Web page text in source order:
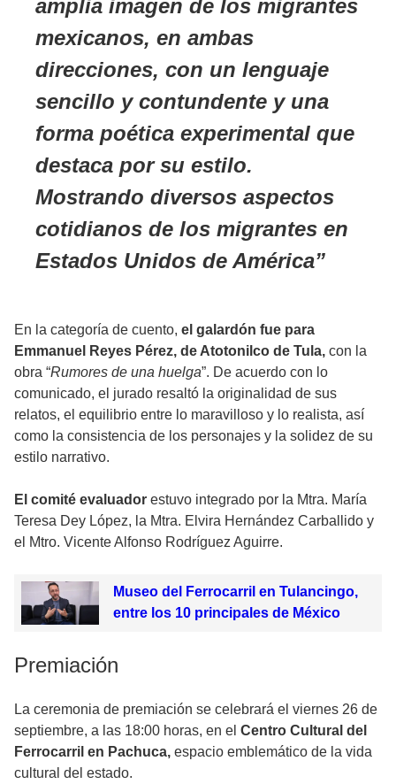
amplia imagen de los migrantes
mexicanos, en ambas
direcciones, con un lenguaje
sencillo y contundente y una
forma poética experimental que
destaca por su estilo.
Mostrando diversos aspectos
cotidianos de los migrantes en
Estados Unidos de América
En la categoría de cuento, el galardón fue para
Emmanuel Reyes Pérez, de Atotonilco de Tula, con la
obra “Rumores de una huelga”. De acuerdo con lo
comunicado, el jurado resaltó la originalidad de sus
relatos, el equilibrio entre lo maravilloso y lo realista, así
como la consistencia de los personajes y la solidez de su
estilo narrativo.
El comité evaluador estuvo integrado por la Mtra. María
Teresa Dey López, la Mtra. Elvira Hernández Carballido y
el Mtro. Vicente Alfonso Rodríguez Aguirre.
Museo del Ferrocarril en Tulancingo,
entre los 10 principales de México
Premiación
La ceremonia de premiación se celebrará el viernes 26 de
septiembre, a las 18:00 horas, en el Centro Cultural del
Ferrocarril en Pachuca, espacio emblemático de la vida
cultural del estado.